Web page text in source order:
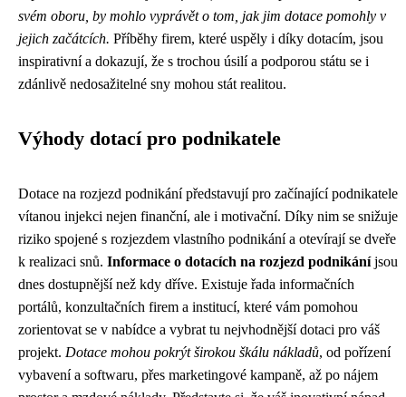
svém oboru, by mohlo vyprávět o tom, jak jim dotace pomohly v
jejich začátcích. Příběhy firem, které uspěly i díky dotacím, jsou
inspirativní a dokazují, že s trochou úsilí a podporou státu se i
zdánlivě nedosažitelné sny mohou stát realitou.
Výhody dotací pro podnikatele
Dotace na rozjezd podnikání představují pro začínající podnikatele
vítanou injekci nejen finanční, ale i motivační. Díky nim se snižuje
riziko spojené s rozjezdem vlastního podnikání a otevírají se dveře
k realizaci snů. Informace o dotacích na rozjezd podnikáníjsou
dnes dostupnější než kdy dříve. Existuje řada informačních
portálů, konzultačních firem a institucí, které vám pomohou
zorientovat se v nabídce a vybrat tu nejvhodnější dotaci pro váš
projekt. Dotace mohou pokrýt širokou škálu nákladů, od pořízení
vybavení a softwaru, přes marketingové kampaně, až po nájem